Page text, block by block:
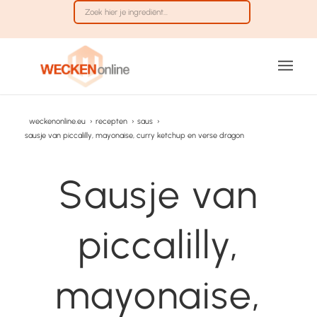
weckenonline.eu › recepten › saus ›
sausje van piccalilly, mayonaise, curry ketchup en verse dragon
Sausje van
piccalilly,
mayonaise,